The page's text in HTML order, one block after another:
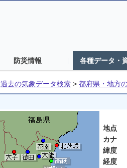
防災情報 各種データ・
過去の気象データ検索 > 都府県・地方
地点
カナ
緯度
経度